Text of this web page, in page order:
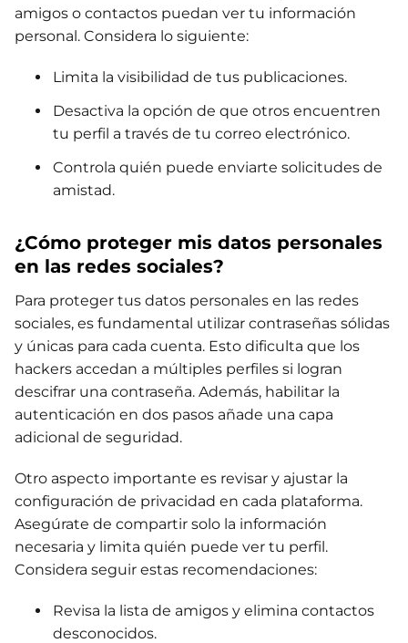
amigos o contactos puedan ver tu información
personal. Considera lo siguiente:
Limita la visibilidad de tus publicaciones.
Desactiva la opción de que otros encuentren
tu perfil a través de tu correo electrónico.
Controla quién puede enviarte solicitudes de
amistad.
¿Cómo proteger mis datos personales
en las redes sociales?
Para proteger tus datos personales en las redes
sociales, es fundamental utilizar contraseñas sólidas
y únicas para cada cuenta. Esto dificulta que los
hackers accedan a múltiples perfiles si logran
descifrar una contraseña. Además, habilitar la
autenticación en dos pasos añade una capa
adicional de seguridad.
Otro aspecto importante es revisar y ajustar la
configuración de privacidad en cada plataforma.
Asegúrate de compartir solo la información
necesaria y limita quién puede ver tu perfil.
Considera seguir estas recomendaciones:
Revisa la lista de amigos y elimina contactos
desconocidos.